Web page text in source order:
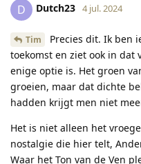
D Dutch23 4 jul. 2024
Tim
Precies dit. Ik ben
toekomst en ziet ook in dat
enige optie is. Het groen
groeien, maar dat dichte
hadden krijgt men niet
Het is niet alleen het
nostalgie die hier telt,
Waar het Ton van de Ven